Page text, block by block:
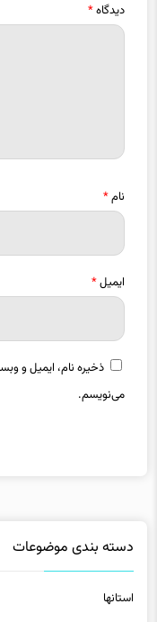
دیدگاه*
نام*
ایمیل*
ذخیره نام، ایمیل و
می‌نویسم.
دسته بندی موضوعات
استانها